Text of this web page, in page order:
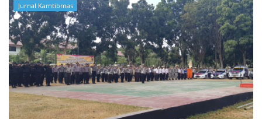
Jurnal Kamtibmas